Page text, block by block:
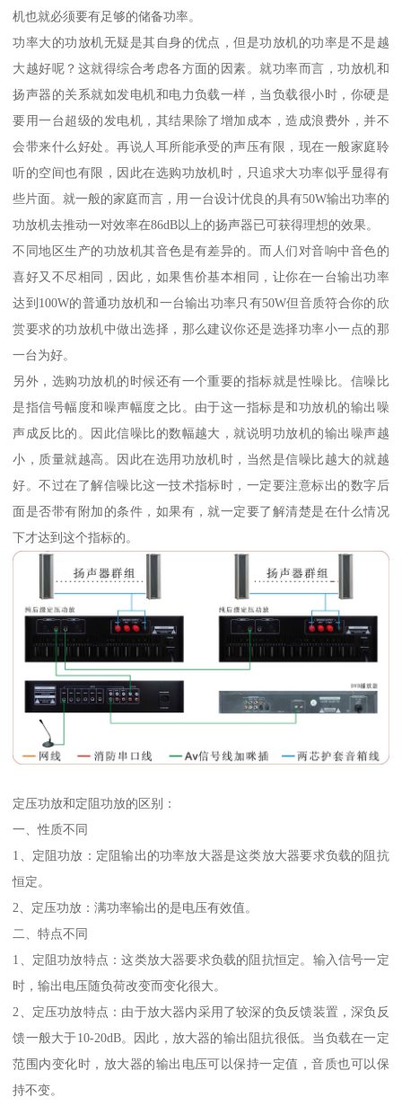
机也就必须要有足够的储备功率。
功率大的功放机无疑是其自身的优点，但是功放机的功率是不是越
大越好呢？这就得综合考虑各方面的因素。就功率而言，功放机和
扬声器的关系就如发电机和电力负载一样，当负载很小时，你硬是
要用一台超级的发电机，其结果除了增加成本，造成浪费外，并不
会带来什么好处。再说人耳所能承受的声压有限，现在一般家庭聆
听的空间也有限，因此在选购功放机时，只追求大功率似乎显得有
些片面。就一般的家庭而言，用一台设计优良的具有50W输出功率的
功放机去推动一对效率在86dB以上的扬声器已可获得理想的效果。
不同地区生产的功放机其音色是有差异的。而人们对音响中音色的
喜好又不尽相同，因此，如果售价基本相同，让你在一台输出功率
达到100W的普通功放机和一台输出功率只有50W但音质符合你的欣
赏要求的功放机中做出选择，那么建议你还是选择功率小一点的那
一台为好。
另外，选购功放机的时候还有一个重要的指标就是性噪比。信噪比
是指信号幅度和噪声幅度之比。由于这一指标是和功放机的输出噪
声成反比的。因此信噪比的数幅越大，就说明功放机的输出噪声越
小，质量就越高。因此在选用功放机时，当然是信噪比越大的就越
好。不过在了解信噪比这一技术指标时，一定要注意标出的数字后
面是否带有附加的条件，如果有，就一定要了解清楚是在什么情况
下才达到这个指标的。
定压功放和定阻功放的区别：
一、性质不同
1、定阻功放：定阻输出的功率放大器是这类放大器要求负载的阻抗
恒定。
2、定压功放：满功率输出的是电压有效值。
二、特点不同
1、定阻功放特点：这类放大器要求负载的阻抗恒定。输入信号一定
时，输出电压随负荷改变而变化很大。
2、定压功放特点：由于放大器内采用了较深的负反馈装置，深负反
馈一般大于10-20dB。因此，放大器的输出阻抗很低。当负载在一定
范围内变化时，放大器的输出电压可以保持一定值，音质也可以保
持不变。